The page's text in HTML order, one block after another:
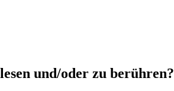
und/oder zu berühren?